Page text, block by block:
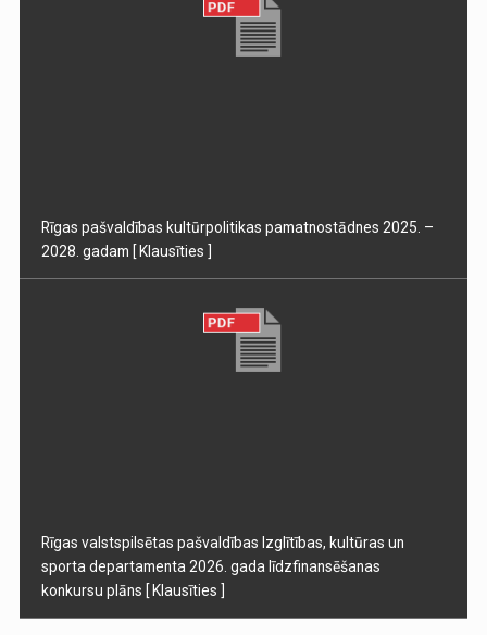
Rīgas pašvaldības kultūrpolitikas pamatnostādnes 2025. –
2028. gadam [ Klausīties ]
Rīgas valstspilsētas pašvaldības Izglītības, kultūras un
sporta departamenta 2026. gada līdzfinansēšanas
konkursu plāns [ Klausīties ]